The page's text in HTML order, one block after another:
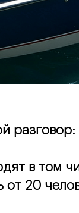
в том
20